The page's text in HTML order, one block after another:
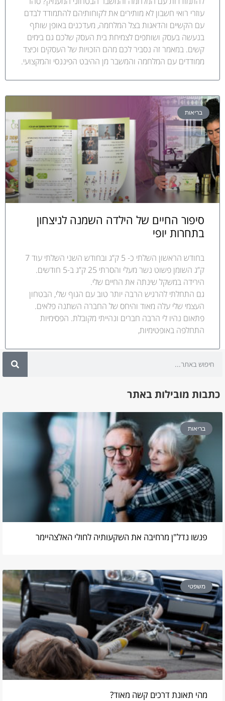
עוזרי רואי חשבון לא מותירים את לקוחותיהם להתמודד לבדם
עם הקשיים והדאגות בצל המלחמה, מעדכנים באופן שותף
בנעשה בעסק ושותפים לצמיחת בית העסק שלכם גם בימים
קשים. במאמר זה נסביר לכם מהם הזכויות של העסקים וכיצד
ממודדים עם המלחמה והמשבר מן ההיבט הפיננסי והמקצועי.
בריאות
סיפור החיים של הילדה השמנה לניצחון
בתחרות יופי
בחודש הראשון השלתי כ- 5 ק”ג ובחודש השני השלתי עוד 7
ק”ג השומן פשוט נשר מעלי והסרתי 25 ק”ג ב-5 חודשים.
הירידה במשקל שינתה את החיים שלי.
גם התחלתי להרגיש הרבה יותר טוב עם הגוף שלי, הבטחון
העצמי שלי עלה מאוד והיחס של החברה השתנה פלאים.
פתאום נהיו לי הרבה חברים ונהייתי מקובלת. הפסימיות
התחלפה באופטימיות,
כתבות מובילות באתר
בריאות
פנשו נדל"ן מרחיבה את השקעותיה לחולי האלצהיימר
משפטי
מהי תאונת דרכים קשה מאוד?